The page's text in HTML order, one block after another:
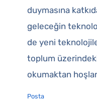
duymasına
geleceğin
de yeni
toplum
okumaktan
Posta